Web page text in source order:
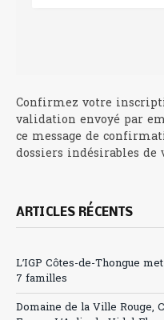
Confirmez votre
validation envoyé par
ce message de
dossiers indésirables de
ARTICLES RÉCENTS
L’IGP Côtes-de-Thongue
7 familles
Domaine de la Ville Rouge,